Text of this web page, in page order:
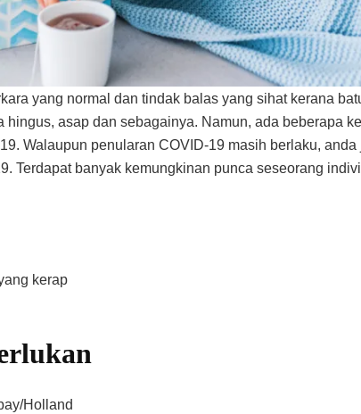
yang normal dan tindak balas yang sihat kerana
hingus, asap dan sebagainya. Namun, ada beberapa
Walaupun penularan COVID-19 masih berlaku,
Terdapat banyak kemungkinan punca seseorang
kerap
Holland